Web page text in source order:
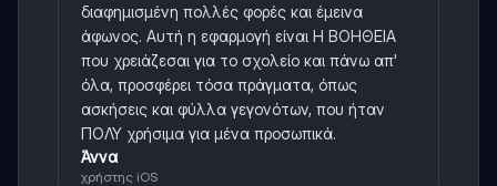
διαφημισμένη πολλές φορές και έμεινα
άφωνος. Αυτή η εφαρμογή είναι Η ΒΟΗΘΕΙΑ
που χρειάζεσαι για το σχολείο και πάνω απ'
όλα, προσφέρει τόσα πράγματα, όπως
ασκήσεις και φύλλα γεγονότων, που ήταν
ΠΟΛΥ χρήσιμα για μένα προσωπικά.
Άννα
χρήστης iOS